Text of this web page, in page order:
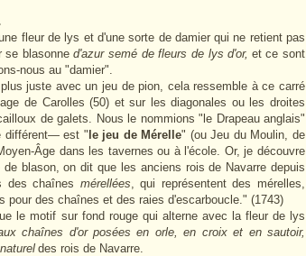
fleur de lys et d'une sorte de damier qui ne retient pas
se blasonned'azur semé de fleurs de lys d'or, et ce sont
nous au "damier".
juste avec un jeu de pion, cela ressemble à ce carré
de Carolles (50) et sur les diagonales ou les droites
de galets. Nous le nommions "le Drapeau anglais"
différent— est " le jeu de Mérelle" (ou Jeu du Moulin, de
Âge dans les tavernes ou à l'école. Or, je découvre
blason, on dit que les anciens rois de Navarre depuis
des chaînes mérellées, qui représentent des mérelles,
pour des chaînes et des raies d'escarboucle." (1743)
le motif sur fond rouge qui alterne avec la fleur de lys
chaînes d'or posées en orle, en croix et en sautoir,
des rois de Navarre.